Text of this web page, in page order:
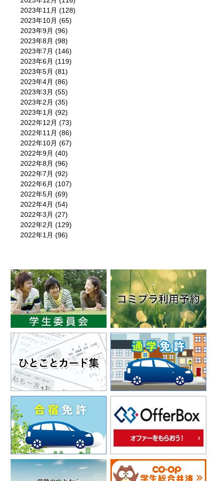
2023年11月 (128)
2023年10月 (65)
2023年9月 (96)
2023年8月 (98)
2023年7月 (146)
2023年6月 (119)
2023年5月 (81)
2023年4月 (86)
2023年3月 (55)
2023年2月 (35)
2023年1月 (92)
2022年12月 (73)
2022年11月 (86)
2022年10月 (67)
2022年9月 (40)
2022年8月 (96)
2022年7月 (92)
2022年6月 (107)
2022年5月 (69)
2022年4月 (54)
2022年3月 (27)
2022年2月 (129)
2022年1月 (96)